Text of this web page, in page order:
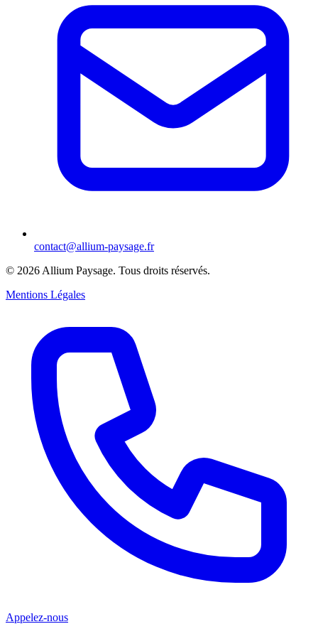
contact@allium-paysage.fr
© 2026 Allium Paysage. Tous droits réservés.
Mentions Légales
Appelez-nous